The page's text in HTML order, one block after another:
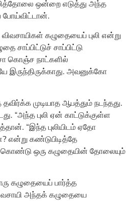
ஒன்றை எடுத்து அந்த
போய்விட்டான்.
கழுதையைப் புலி என்று
சாப்பிட்டு
கொஞ்ச நாட்களில்
இருந்திருக்காது. அவனுக்கோ
முடியாத ஆபத்தும் நடந்தது.
“அந்த புலி ஏன் காட்டுக்குள்ள
“இந்த புலியிடம் ஏதோ
என்று கண்டுபிடித்தே
கொண்டு ஒரு கழுதையின் தோலையும்
கழுதையைப் பார்த்த
அந்தக் கழுதையை